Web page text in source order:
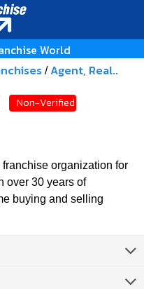
World
/Agent, Real..
Non-Verified
organization for
over 30 years of
buying and selling